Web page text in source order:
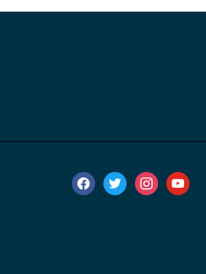
facebooktwitter instagramyoutube